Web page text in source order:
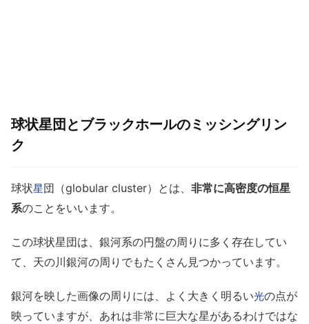
球状星団とブラックホールのミッシングリン
ク
球状星団（globular cluster）とは、 非常に高密度の恒星
系のことをいいます。
この球状星団は、銀河系の円盤の周りに多く存在してい
て、天の川銀河の周りでもたくさん見つかっています。
銀河を映した画像の周りには、よく大きく明るい光の点が
映っていますが、あれは非常に巨大な星があるわけではな